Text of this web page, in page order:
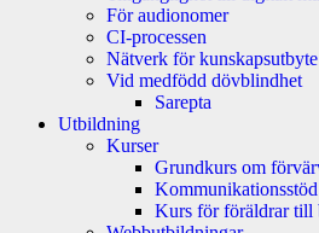
För audionomer
CI-processen
Nätverk för kunskapsutbyte
Vid medfödd dövblindhet
Sarepta
Utbildning
Kurser
Grundkurs om
Kurs för föräldrar till